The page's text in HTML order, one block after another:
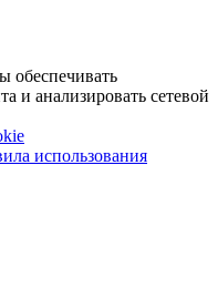
обеспечивать
и анализировать сетевой
использования